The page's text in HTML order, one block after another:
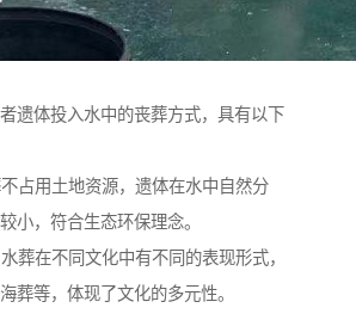
遗体投入水中的丧葬方式，具有以下
占用土地资源，遗体在水中自然分
小，符合生态环保理念。
葬在不同文化中有不同的表现形式，
葬等，体现了文化的多元性。